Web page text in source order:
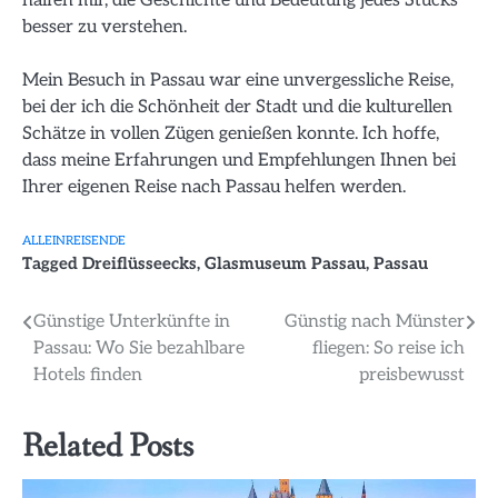
besser zu verstehen.
Mein Besuch in Passau war eine unvergessliche Reise,
bei der ich die Schönheit der Stadt und die kulturellen
Schätze in vollen Zügen genießen konnte. Ich hoffe,
dass meine Erfahrungen und Empfehlungen Ihnen bei
Ihrer eigenen Reise nach Passau helfen werden.
ALLEINREISENDE
Tagged Dreiflüsseecks, Glasmuseum Passau, Passau
Beitragsnavigation
Günstige Unterkünfte in
Passau: Wo Sie bezahlbare
Hotels finden
Günstig nach Münster
fliegen: So reise ich
preisbewusst
Related Posts